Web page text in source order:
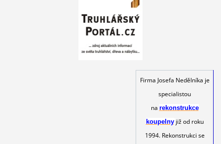
Firma Josefa Nedělníka je
specialistou
na rekonstrukce
koupelny již od roku
1994. Rekonstrukci se